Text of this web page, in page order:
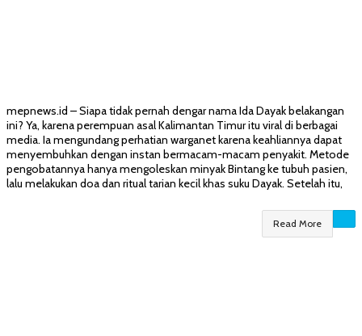
mepnews.id – Siapa tidak pernah dengar nama Ida Dayak belakangan
ini? Ya, karena perempuan asal Kalimantan Timur itu viral di berbagai
media. Ia mengundang perhatian warganet karena keahliannya dapat
menyembuhkan dengan instan bermacam-macam penyakit. Metode
pengobatannya hanya mengoleskan minyak Bintang ke tubuh pasien,
lalu melakukan doa dan ritual tarian kecil khas suku Dayak. Setelah itu,
Read More